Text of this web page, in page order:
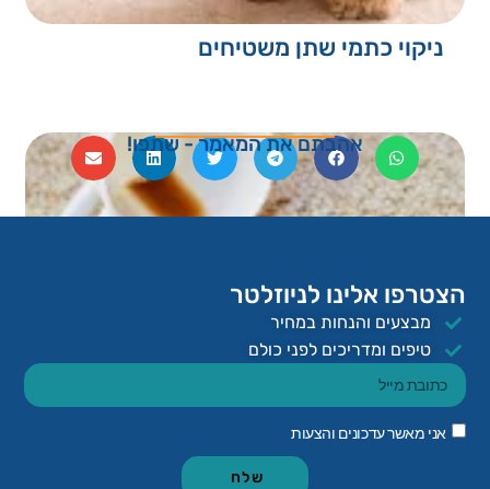
ניקוי כתמי שתן משטיחים
ניקוי כתמי קפה משטיחים
אהבתם את המאמר - שתפו!
הצטרפו אלינו לניוזלטר
מבצעים והנחות במחיר
טיפים ומדריכים לפני כולם
אני מאשר עדכונים והצעות
שלח